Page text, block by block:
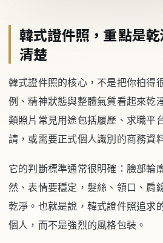
韓式證件照，重點是
清楚
韓式證件照的核心，不是把你拍得
例、精神狀態與整體氣質看起來乾
類照片常見用途包括履歷、求職平
請，或需要正式個人識別的商務資
它的判斷標準通常很明確：臉部輪
然、表情要穩定，髮絲、領口、肩
乾淨。也就是說，韓式證件照追求
個人，而不是強烈的風格包裝。